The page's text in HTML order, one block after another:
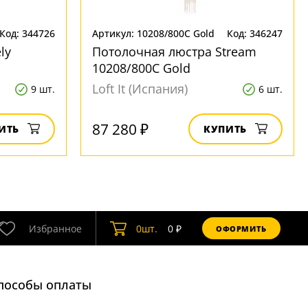
Код: 344726
9 шт.
Артикул: 10208/800C Gold Код: 346247
Потолочная люстра Stream
10208/800C Gold
Loft It (Испания)
6 шт.
87 280 ₽ КУПИТЬ
Избранное 0шт. 0₽ ОФОРМИТЬ
оплаты